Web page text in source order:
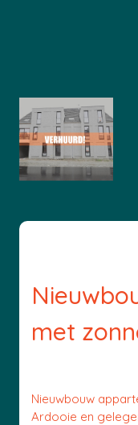
met
Nieuwbouw
Ardooie en